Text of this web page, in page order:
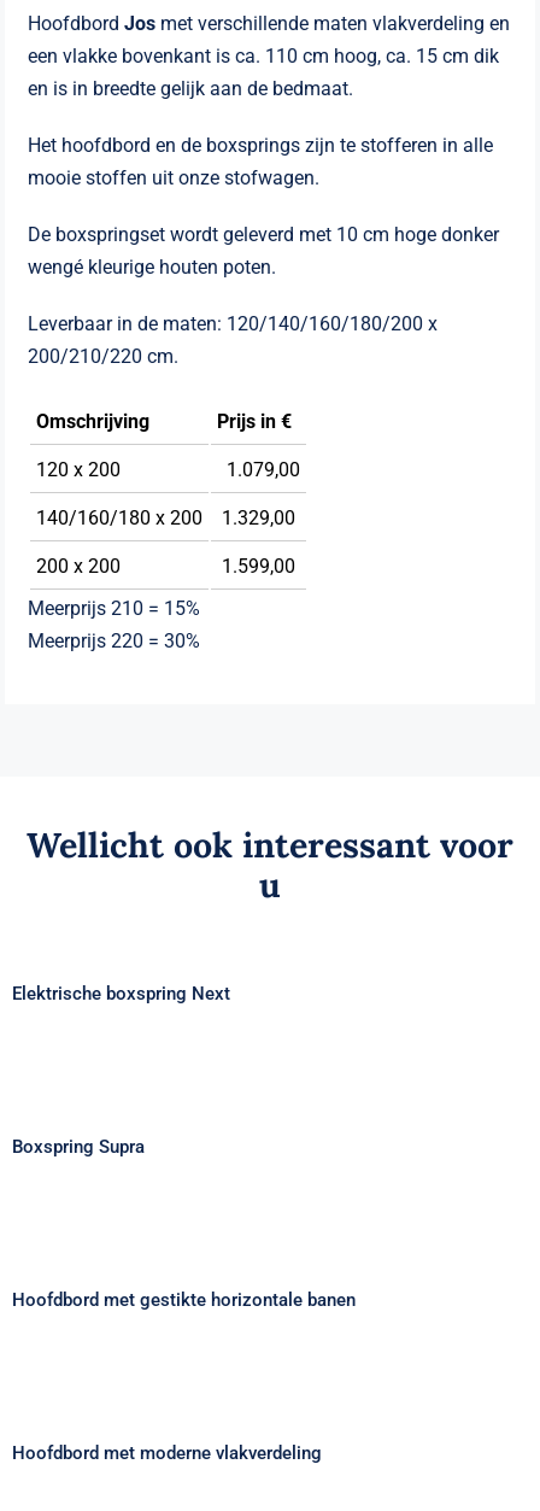
HoofdbordJos met verschillende maten vlakverdeling en
een vlakke bovenkant is ca. 110 cm hoog, ca. 15 cm dik
en is in breedte gelijk aan de bedmaat.
Het hoofdbord en de boxsprings zijn te stofferen in alle
mooie stoffen uit onze stofwagen.
De boxspringset wordt geleverd met 10 cm hoge donker
wengé kleurige houten poten.
Leverbaar in de maten: 120/140/160/180/200 x
200/210/220 cm.
Omschrijving Prijs in €
120 x 200 1.079,00
140/160/180 x 200 1.329,00
200 x 200
1.599,00
Meerprijs 210 = 15%
Meerprijs 220 = 30%
Wellicht ook interessant voor
u
Elektrische boxspring Next
Boxspring Supra
Hoofdbord met gestikte horizontale banen
Hoofdbord met moderne vlakverdeling